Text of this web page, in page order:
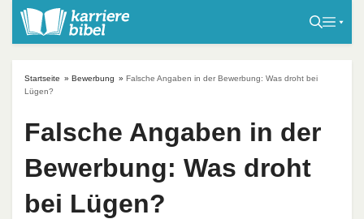
Startseite » Bewerbung » Falsche Angaben in der Bewerbung: Was droht bei
Lügen?
Falsche Angaben in der
Bewerbung: Was droht
bei Lügen?